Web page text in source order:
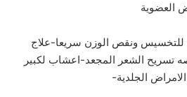
العضوية
ونقص الوزن سريعا-علاج
تسريح الشعر المجعد-اعشاب لكبير
الجلدية-